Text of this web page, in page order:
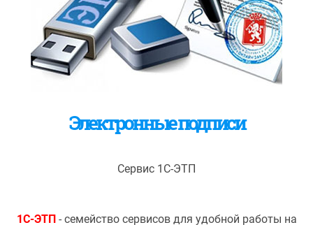
Электронные подписи
Сервис 1С-ЭТП
1С-ЭТП- семейство сервисов для удобной работы на